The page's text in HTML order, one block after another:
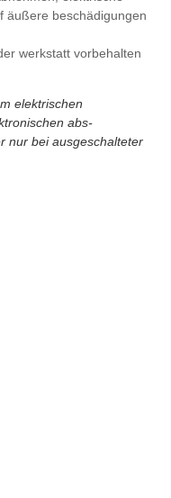
äußere beschädigungen
werkstatt vorbehalten
elektrischen
abs-
nur bei ausgeschalteter